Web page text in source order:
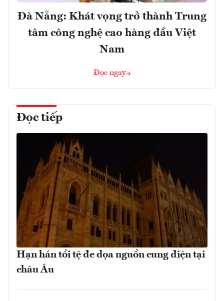
Đà Nẵng: Khát vọng trở thành Trung
tâm công nghệ cao hàng đầu Việt
Nam
Đọc ngay
Đọc tiếp
Hạn hán tồi tệ đe dọa nguồn cung điện tại
châu Âu